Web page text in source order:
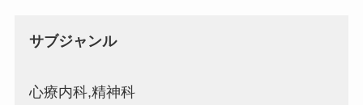
サブジャンル
心療内科,精神科